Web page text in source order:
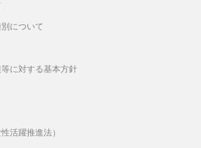
について
に対する基本方針
活躍推進法）